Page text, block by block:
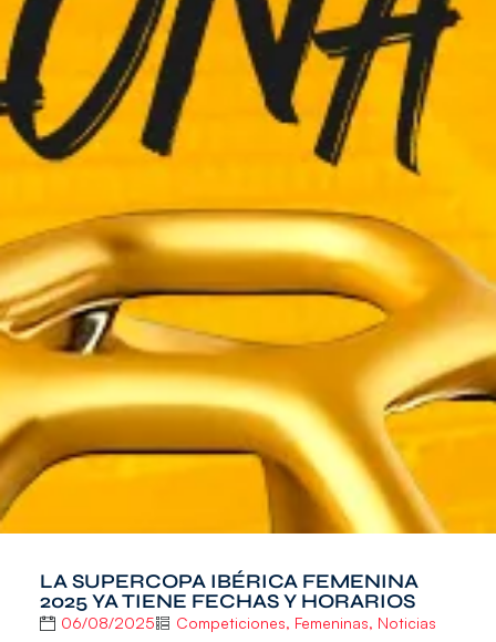
LA SUPERCOPA IBÉRICA FEMENINA
2025 YA TIENE FECHAS Y HORARIOS
06/08/2025 Competiciones, Femeninas, Noticias